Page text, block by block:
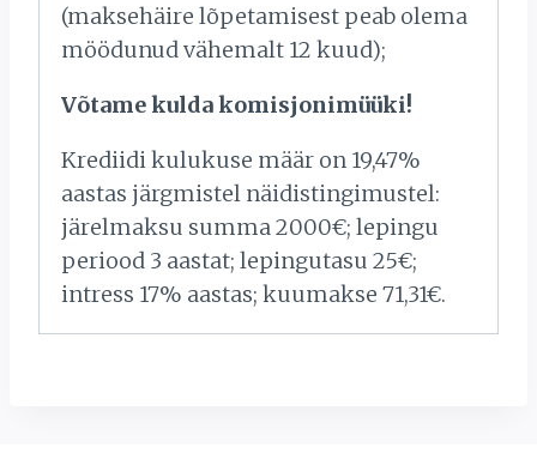
(maksehäire lõpetamisest peab olema
möödunud vähemalt 12 kuud);
Võtame kulda komisjonimüüki!
Krediidi kulukuse määr on 19,47%
aastas järgmistel näidistingimustel:
järelmaksu summa 2000€; lepingu
periood 3 aastat; lepingutasu 25€;
intress 17% aastas; kuumakse 71,31€.